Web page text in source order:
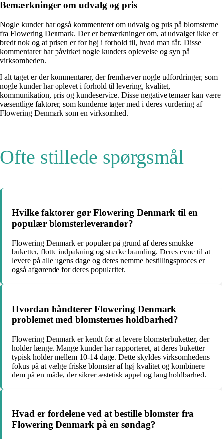
Bemærkninger om udvalg og pris
Nogle kunder har også kommenteret om udvalg og pris på blomsterne
fra Flowering Denmark. Der er bemærkninger om, at udvalget ikke er
bredt nok og at prisen er for høj i forhold til, hvad man får. Disse
kommentarer har påvirket nogle kunders oplevelse og syn på
virksomheden.
I alt taget er der kommentarer, der fremhæver nogle udfordringer, som
nogle kunder har oplevet i forhold til levering, kvalitet,
kommunikation, pris og kundeservice. Disse negative temaer kan være
væsentlige faktorer, som kunderne tager med i deres vurdering af
Flowering Denmark som en virksomhed.
Ofte stillede spørgsmål
Hvilke faktorer gør Flowering Denmark til en
populær blomsterleverandør?
Flowering Denmark er populær på grund af deres smukke
buketter, flotte indpakning og stærke branding. Deres evne til at
levere på alle ugens dage og deres nemme bestillingsproces er
også afgørende for deres popularitet.
Hvordan håndterer Flowering Denmark
problemet med blomsternes holdbarhed?
Flowering Denmark er kendt for at levere blomsterbuketter, der
holder længe. Mange kunder har rapporteret, at deres buketter
typisk holder mellem 10-14 dage. Dette skyldes virksomhedens
fokus på at vælge friske blomster af høj kvalitet og kombinere
dem på en måde, der sikrer æstetisk appel og lang holdbarhed.
Hvad er fordelene ved at bestille blomster fra
Flowering Denmark på en søndag?